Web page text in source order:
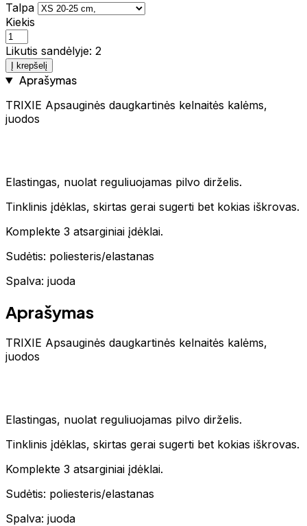
Talpa
Kiekis
Likutis sandėlyje: 2
Į krepšelį
Aprašymas
TRIXIE Apsauginės daugkartinės kelnaitės kalėms,
juodos
Elastingas, nuolat reguliuojamas pilvo dirželis.
Tinklinis įdėklas, skirtas gerai sugerti bet kokias iškrovas.
Komplekte 3 atsarginiai įdėklai.
Sudėtis: poliesteris/elastanas
Spalva: juoda
Aprašymas
TRIXIE Apsauginės daugkartinės kelnaitės kalėms,
juodos
Elastingas, nuolat reguliuojamas pilvo dirželis.
Tinklinis įdėklas, skirtas gerai sugerti bet kokias iškrovas.
Komplekte 3 atsarginiai įdėklai.
Sudėtis: poliesteris/elastanas
Spalva: juoda